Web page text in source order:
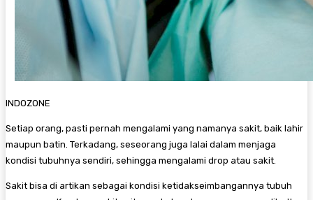
INDOZONE
Setiap orang, pasti pernah mengalami yang namanya sakit, baik lahir
maupun batin. Terkadang, seseorang juga lalai dalam menjaga
kondisi tubuhnya sendiri, sehingga mengalami drop atau sakit.
Sakit bisa di artikan sebagai kondisi ketidakseimbangannya tubuh